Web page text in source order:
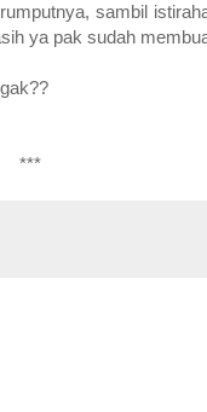
sambil
ya pak sudah
***